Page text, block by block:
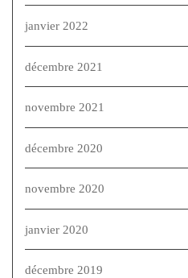
janvier 2022
décembre 2021
novembre 2021
décembre 2020
novembre 2020
janvier 2020
décembre 2019